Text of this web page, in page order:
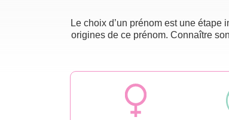
Le choix d’un prénom est une
origines de ce prénom. Connaître